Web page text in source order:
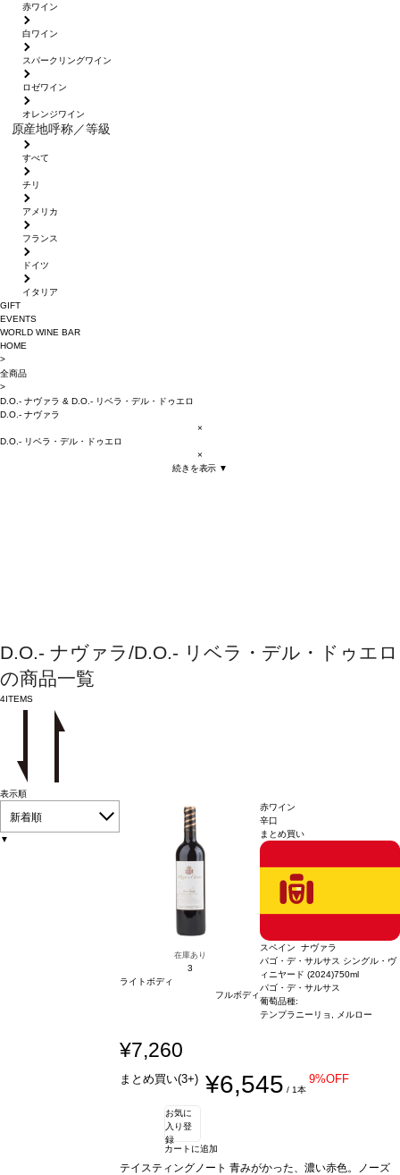
赤ワイン
白ワイン
スパークリングワイン
ロゼワイン
オレンジワイン
原産地呼称／等級
すべて
チリ
アメリカ
フランス
ドイツ
イタリア
GIFT
EVENTS
WORLD WINE BAR
HOME
>
全商品
>
D.O.- ナヴァラ & D.O.- リベラ・デル・ドゥエロ
D.O.- ナヴァラ
×
D.O.- リベラ・デル・ドゥエロ
×
続きを表示 ▼
D.O.- ナヴァラ/D.O.- リベラ・デル・ドゥエロ
の商品一覧
4ITEMS
表示順
新着順
▼
在庫あり
3
ライトボディ
フルボディ
赤ワイン
辛口
まとめ買い
スペイン ナヴァラ
パゴ・デ・サルサス シングル・ヴ
ィニヤード (2024)750ml
パゴ・デ・サルサス
葡萄品種:
テンプラニーリョ, メルロー
¥7,260
まとめ買い(3+) ¥6,545 / 1本
9%OFF
お気に
入り登
録
カートに追加
テイスティングノート青みがかった、濃い赤色。ノーズ